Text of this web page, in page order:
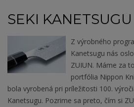
SEKI KANETSUGU
Z výrobného
Kanetsugu nás
ZUIUN. Máme za
portfólia Nippon
bola vyrobená pri príležitosti 100.
Kanetsugu. Pozrime sa preto, čím si